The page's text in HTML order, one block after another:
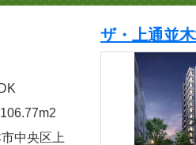
2
中央区上
ザ・上通並